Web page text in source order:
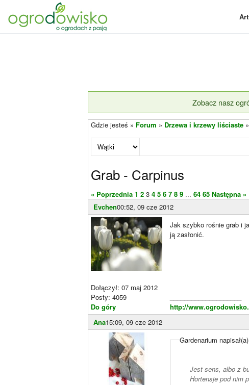
Zobacz nasz
Gdzie jesteś » Forum » Drzewa i krzewy liściaste »
Grab - Carpinus
« Poprzednia 1 2 3 4 5 6 7 8 9 ... 64 65 Następna »
Evchen00:52, 09 cze 2012
Dołączył: 07 maj 2012
Posty: 4059
Do góry
Jak szybko rośnie grab i
ją zasłonić.
http://
Ana15:09, 09 cze 2012
Gardenarium napisał(a)
Jest sens, albo z
Hortensje pod nim